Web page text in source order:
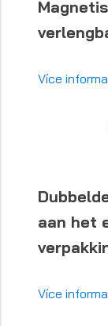
Více
aan het
Více